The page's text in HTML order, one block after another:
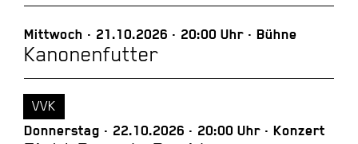
Mittwoch 21.10.2026 20:00 Uhr Bühne
Kanonenfutter
Donnerstag 22.10.2026 20:00 Uhr Konzert
VVK